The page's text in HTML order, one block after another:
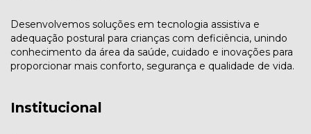
Desenvolvemos soluções em tecnologia assistiva e
adequação postural para crianças com deficiência, unindo
conhecimento da área da saúde, cuidado e inovações para
proporcionar mais conforto, segurança e qualidade de vida.
Institucional